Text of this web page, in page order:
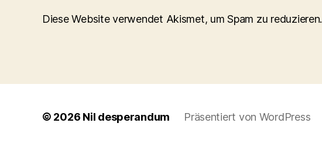
Diese Website verwendet Akismet, um Spam zu reduzieren.
© 2026 Nil desperandum Präsentiert von WordPress